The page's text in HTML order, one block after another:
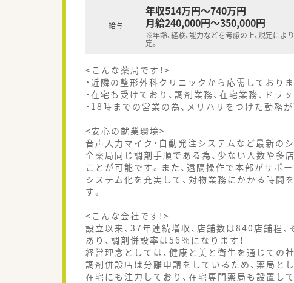
給与
年収514万円～740万円
月給240,000円～350,000円
※年齢、経験、能力などを考慮の上、規定によ
定。
<こんな薬局です！>
・近隣の整形外科クリニックから応需しており
・在宅も受けており、調剤業務、在宅業務、ドラ
・18時までの営業の為、メリハリをつけた勤務が
<安心の就業環境>
音声入力マイク・自動発注システムなど最新の
全薬局同じ調剤手順である為、少ない人数や多
ことが可能です。また、遠隔操作で本部がサポー
システム化を充実して、対物業務にかかる時間
す。
<こんな会社です!>
設立以来、37年連続増収、店舗数は840店舗程
あり、調剤併設率は56％になります！
経営理念としては、健康と美と衛生を通じての
調剤併設店は分離申請をしているため、薬局と
在宅にも注力しており、在宅専門薬局も設置して